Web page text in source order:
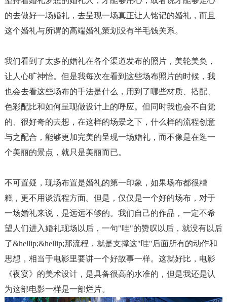
的去做好一场婚礼，去呈现一场真正让人铭记的婚礼，而且
这个婚礼与所谓的高端婚礼策划没有半毛钱关系。
我们看到了太多的婚礼在各个渠道发布的照片，美轮美奂，
让人心旷神怡。但是我每次在看到这些场布照片的时候，我
也会去看这些场布的手法是什么，用到了哪些材质、搭配、
色彩配比和如何呈现做设计上的呼应。但同时我也会不自觉
的、很好奇的去想，在这样的场景之下，什么样的流程创意
与之配合，能够更加完美的呈现一场婚礼，而不像是在逛一
个美丽的景点，就只是美丽而已。
不可置疑，现场布置是婚礼的第一印象，如果场布都很糟
糕，更不用谈流程方面。但是，仅仅是一个好的场布，对于
一场婚礼来说，是远远不够的。我们自己的作品，一定不希
望人们进入婚礼现场以后，一句"哇"的赞叹以后，就没有以后
了&hellip;&hellip;那流程，就是支撑这"哇"后面所有的动作和
思想，相当于电影里要讲一个好故事一样。这就好比，电影
《夜宴》的美术设计，是具备很高的水准的，但是我还是认
为这部电影一样是一部烂片。